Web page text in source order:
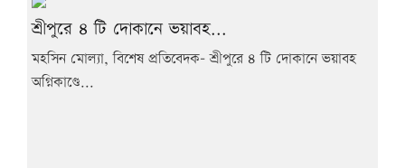
শ্রীপুরে ৪ টি দোকানে ভয়াবহ...
মহসিন মোল্যা, বিশেষ প্রতিবেদক- শ্রীপুরে ৪ টি দোকানে ভয়াবহ
অগ্নিকাণ্ডে...